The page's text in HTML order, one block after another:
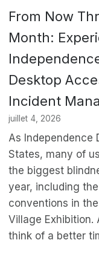
From Now
Month:
Desktop
Incident
juillet 4, 2026
As Independence
States, many of
the biggest
year, including the
conventions in
Village Exhibition.
think of a better